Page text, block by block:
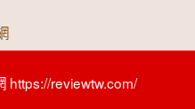
https://reviewtw.com/